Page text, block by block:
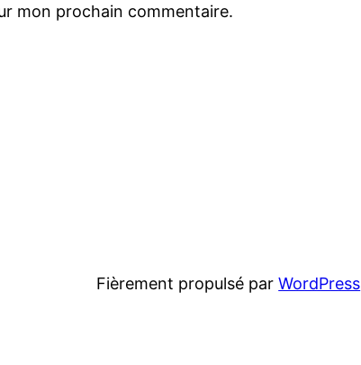
mon prochain commentaire.
Fièrement propulsé parWordPress